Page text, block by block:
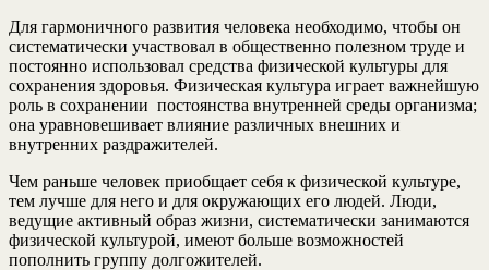
Для гармоничного развития человека необходимо, чтобы он
систематически участвовал в общественно полезном труде и
постоянно использовал средства физической культуры для
сохранения здоровья. Физическая культура играет важнейшую
роль в сохранении постоянства внутренней среды организма;
она уравновешивает влияние различных внешних и
внутренних раздражителей.
Чем раньше человек приобщает себя к физической культуре,
тем лучше для него и для окружающих его людей. Люди,
ведущие активный образ жизни, систематически занимаются
физической культурой, имеют больше возможностей
пополнить группу долгожителей.